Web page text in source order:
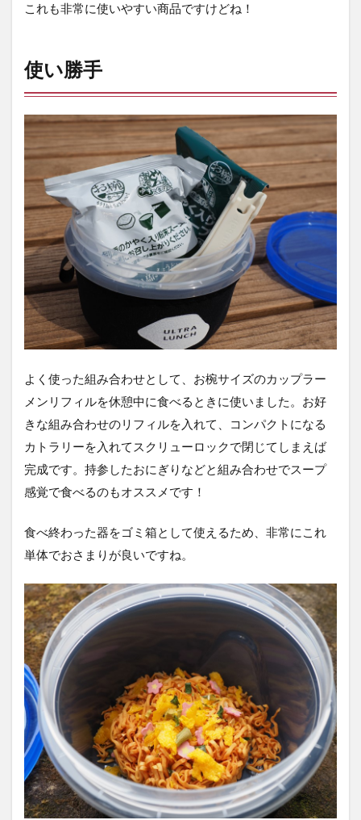
これも非常に使いやすい商品ですけどね！
使い勝手
よく使った組み合わせとして、お椀サイズのカップラー
メンリフィルを休憩中に食べるときに使いました。お好
きな組み合わせのリフィルを入れて、コンパクトになる
カトラリーを入れてスクリューロックで閉じてしまえば
完成です。持参したおにぎりなどと組み合わせでスープ
感覚で食べるのもオススメです！
食べ終わった器をゴミ箱として使えるため、非常にこれ
単体でおさまりが良いですね。